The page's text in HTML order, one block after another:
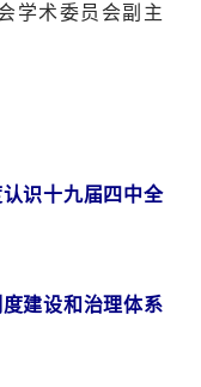
学术委员会副主
识十九届四中全
建设和治理体系